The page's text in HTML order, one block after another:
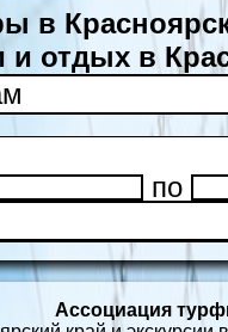
в
и отдых в
по
Ассоциация